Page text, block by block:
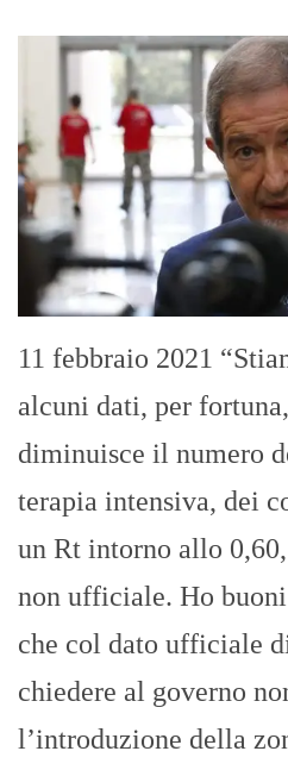
11 febbraio 2021
alcuni dati, per
diminuisce il numero
terapia intensiva, dei
un Rt intorno allo 0,60,
non ufficiale. Ho
che col dato ufficiale
chiedere al governo
l’introduzione della